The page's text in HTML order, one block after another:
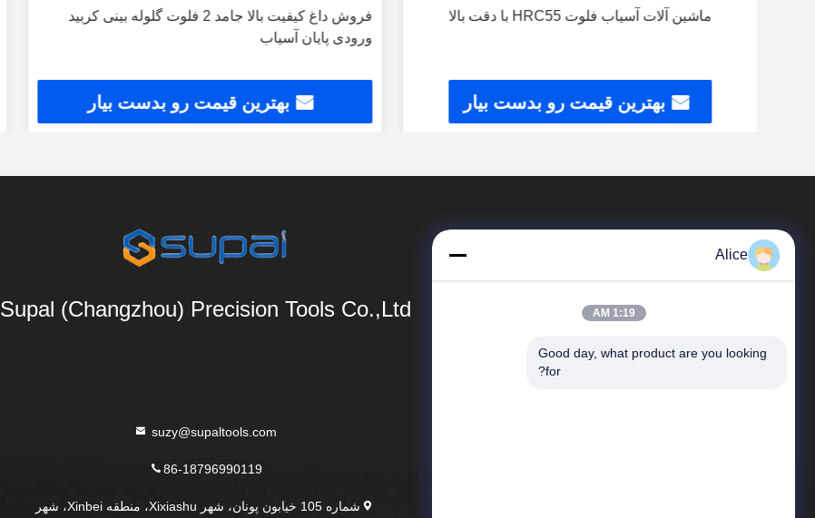
ماشین آلات آسیاب فلوت HRC55 با دقت بالا
بهترین قیمت رو بدست بیار
فروش داغ کیفیت بالا جامد 2 فلوت گلوله بینی کربید
ورودی پایان آسیاب
بهترین قیمت رو بدست بیار
Supal (Changzhou) Precision Tools Co.,Ltd
محصولات
suzy@supaltools.com
86-18796990119
شماره 105 خیابون پونان، شهر Xixiashu، منطقه Xinbei، شهر
Alice
1:19 AM
Good day, what product are you looking
for?